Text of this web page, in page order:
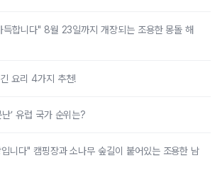
득합니다" 8월 23일까지 개장되는 조용한 몽돌 해
요리 4가지 추천!
’ 유럽 국가 순위는?
니다" 캠핑장과 소나무 숲길이 붙어있는 조용한 남